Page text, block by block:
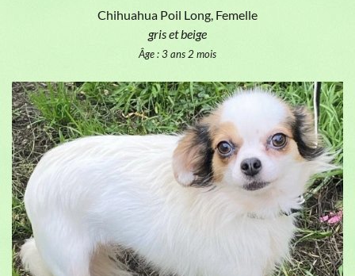
Chihuahua Poil Long, Femelle
gris et beige
Âge : 3 ans 2 mois